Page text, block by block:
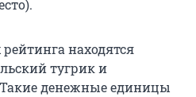
находятся
тугрик и
денежные единицы